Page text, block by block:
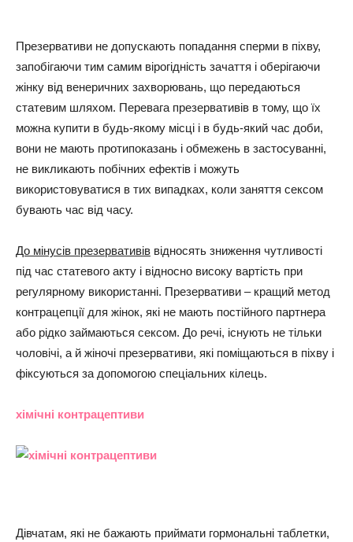
Презервативи не допускають попадання сперми в піхву,
запобігаючи тим самим вірогідність зачаття і оберігаючи
жінку від венеричних захворювань, що передаються
статевим шляхом. Перевага презервативів в тому, що їх
можна купити в будь-якому місці і в будь-який час доби,
вони не мають протипоказань і обмежень в застосуванні,
не викликають побічних ефектів і можуть
використовуватися в тих випадках, коли заняття сексом
бувають час від часу.
До мінусів презервативів відносять зниження чутливості
під час статевого акту і відносно високу вартість при
регулярному використанні. Презервативи – кращий метод
контрацепції для жінок, які не мають постійного партнера
або рідко займаються сексом. До речі, існують не тільки
чоловічі, а й жіночі презервативи, які поміщаються в піхву і
фіксуються за допомогою спеціальних кілець.
хімічні контрацептиви
Дівчатам, які не бажають приймати гормональні таблетки,